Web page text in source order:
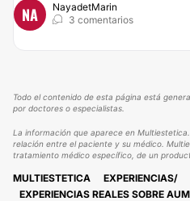
NA
NayadetMarin
3 comentarios
Todo el contenido de esta página está
por doctores o especialistas.
La información que aparece en
relación entre el paciente y su médico.
tratamiento médico específico, de un
MULTIESTETICA
EXPERIENCIAS
EXPERIENCIAS REALES SOBRE